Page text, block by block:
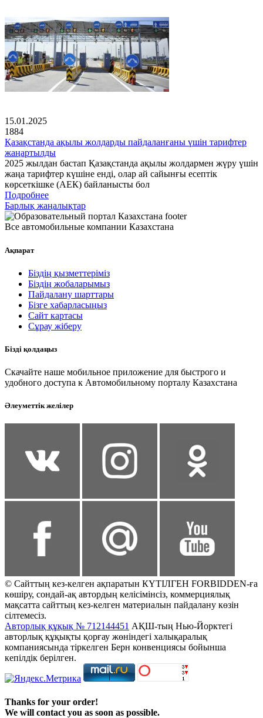
15.01.2025
1884
Қазақстанда ақылы жолдарды пайдаланғаны үшін тарифтер
жаңартылды
2025 жылдан бастап Қазақстанда ақылы жолдармен жүру үшін
жаңа тарифтер күшіне енді, олар ай сайынғы есептік
көрсеткішке (АЕК) байланысты бол
Подробнее
Барлық жаңалықтар
Все автомобильные компании Казахстана
Ақпарат
Біздің қызметтеріміз
Біздің жобаларымыз
Пайдалану шарттары
Бізге хабарласыңыз
Сайт картасы
Сұрау жіберу
Бізді қолдаңыз
Скачайте наше мобильное приложение для быстрого и
удобного доступа к Автомобильному порталу Казахстана
Әлеуметтік желілер
© Сайттың кез-келген ақпаратын КҮТІЛГЕН FORBIDDEN-ға
көшіру, сондай-ақ автордың келісімінсіз, коммерциялық
мақсатта сайттың кез-келген материалын пайдалану көзін
сілтемесіз.
Авторлық құқық № 712144451 АҚШ-тың Нью-Йорктегі
авторлық құқықты қорғау жөніндегі халықаралық
компаниясында тіркелген Берн конвенциясы бойынша
кепілдік берілген.
Thanks for your order!
We will contact you as soon as possible.